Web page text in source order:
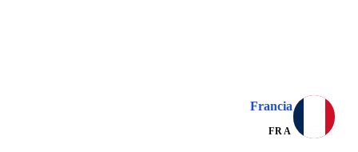
Francia
FRA